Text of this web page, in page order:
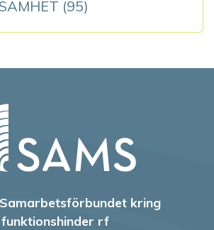
(95)
kring
funktionshinder rf